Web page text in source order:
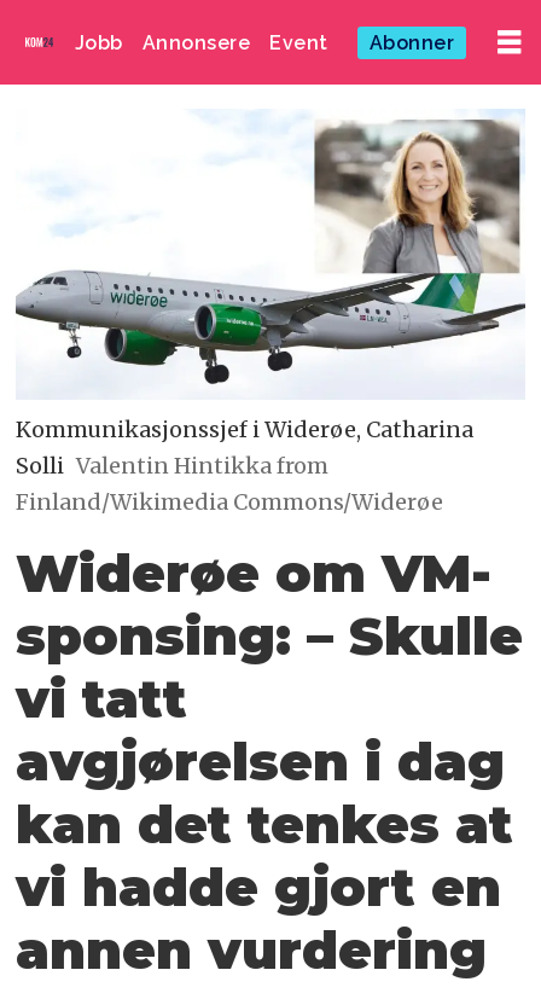
Jobb Annonsere Event Abonner
Kommunikasjonssjef i Widerøe, Catharina
Solli Valentin Hintikka from
Finland/Wikimedia Commons/Widerøe
Widerøe om VM-
sponsing: – Skulle
vi tatt
avgjørelsen i dag
kan det tenkes at
vi hadde gjort en
annen vurdering